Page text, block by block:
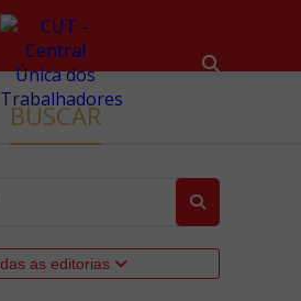
BUSCAR
as editorias